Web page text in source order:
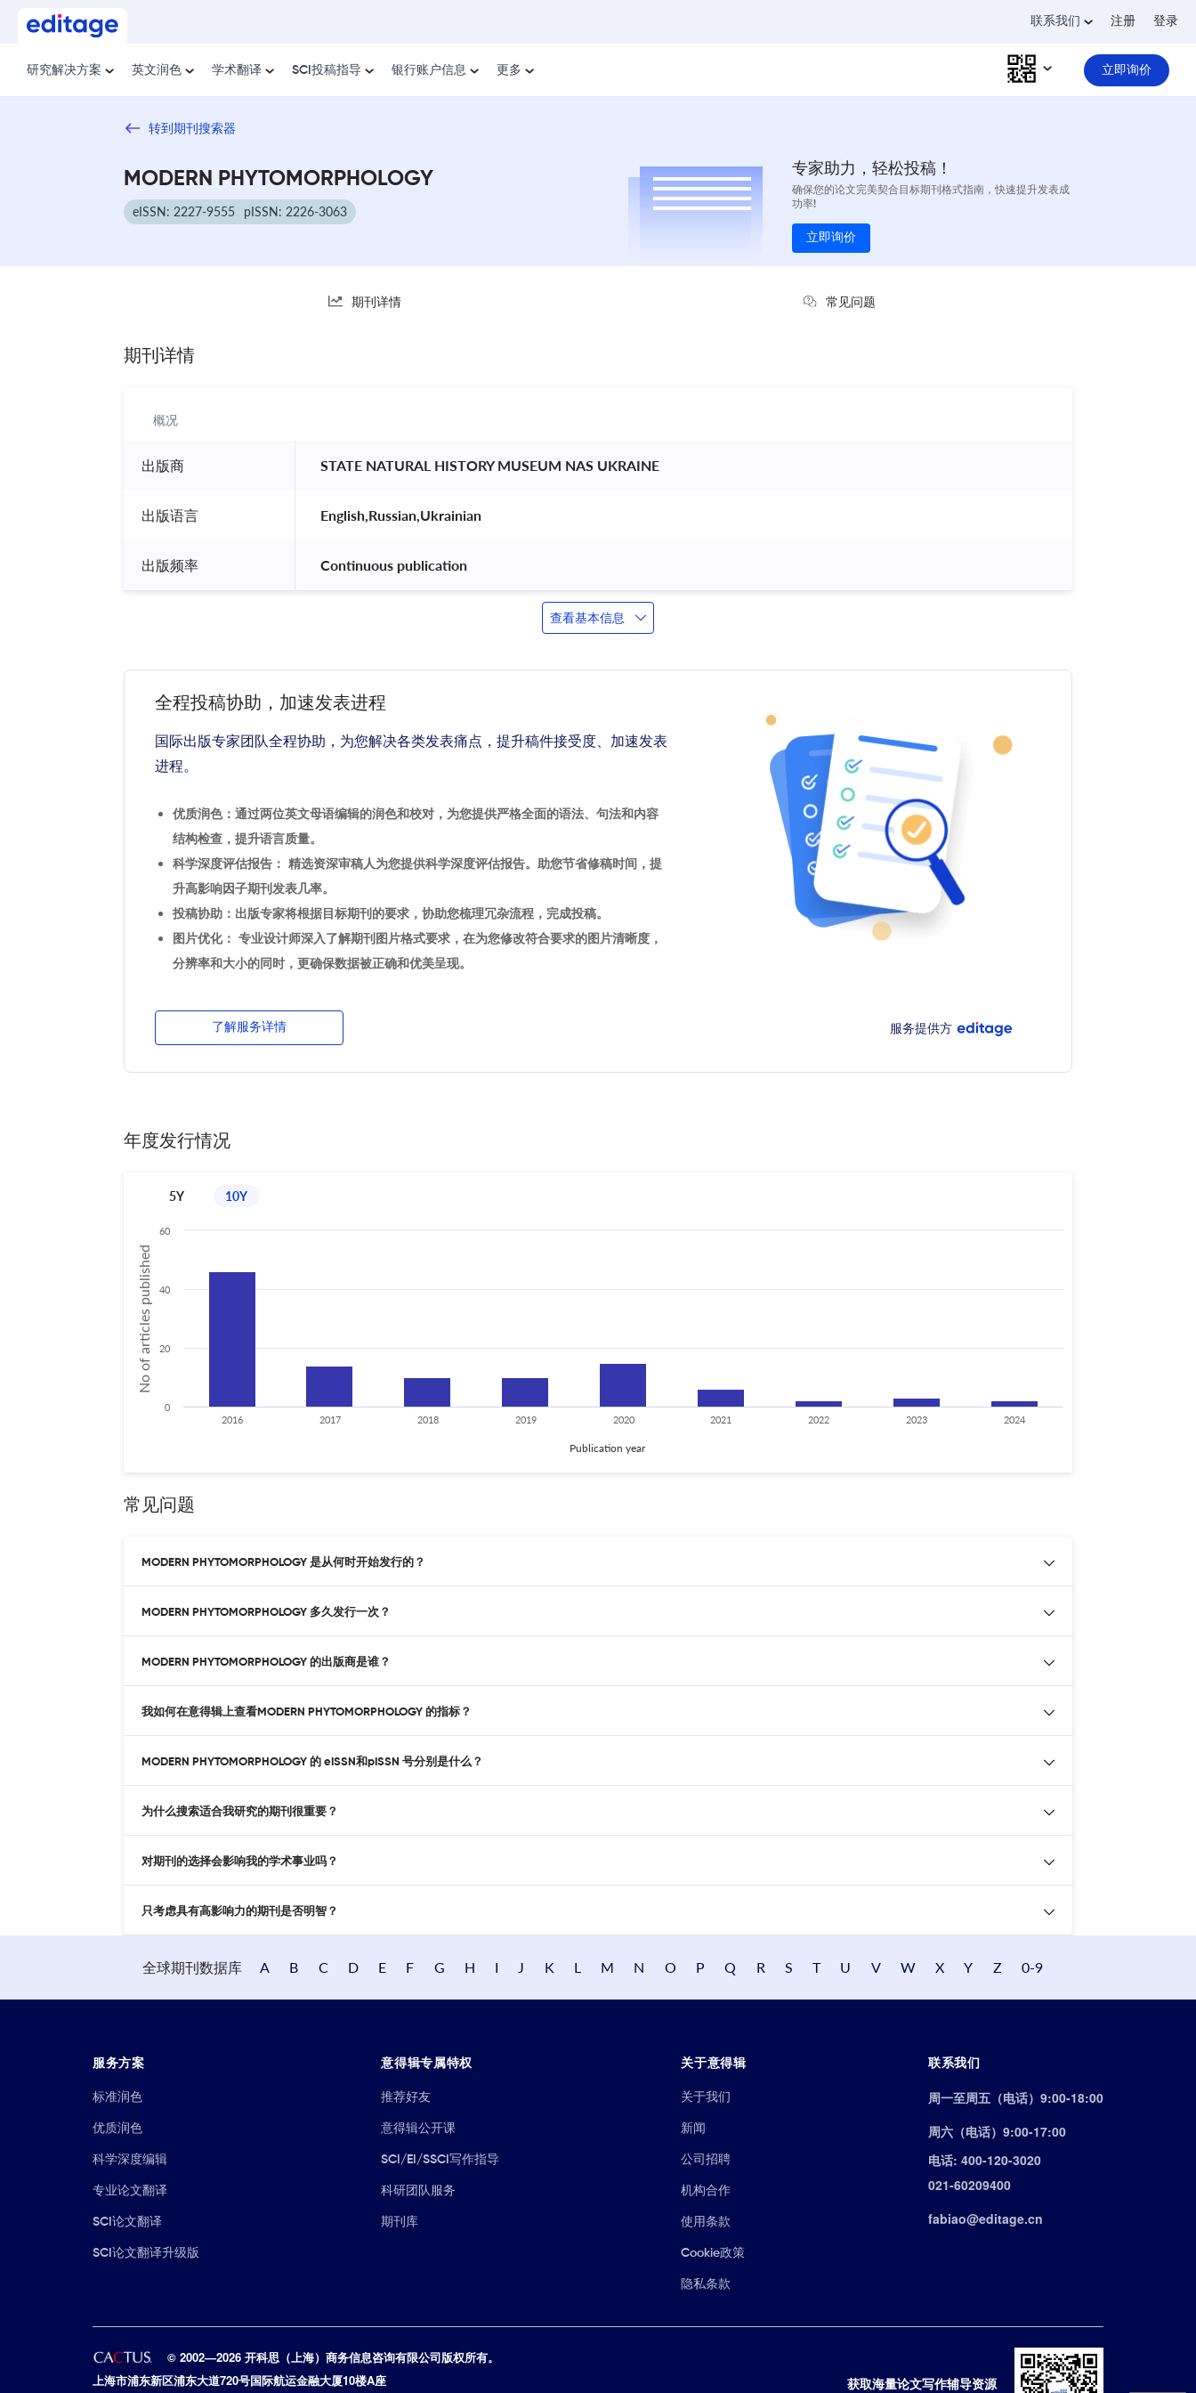
联系我们 注册 登录
研究解决方案 英文润色 学术翻译 SCI投稿指导 银行账户信息 更多 立即询价
转到期刊搜索器
MODERN PHYTOMORPHOLOGY
eISSN: 2227-9555 pISSN: 2226-3063
专家助力，轻松投稿！
确保您的论文完美契合目标期刊格式指南，快速提升发表成
功率!
立即询价
期刊详情 常见问题
期刊详情
概况
出版商 STATE NATURAL HISTORY MUSEUM NAS UKRAINE
出版语言 English,Russian,Ukrainian
出版频率 Continuous publication
查看基本信息
全程投稿协助，加速发表进程
国际出版专家团队全程协助，为您解决各类发表痛点，提升稿件接受度、加速发表
进程。
优质润色：通过两位英文母语编辑的润色和校对，为您提供严格全面的语法、句法和内容
结构检查，提升语言质量。
科学深度评估报告： 精选资深审稿人为您提供科学深度评估报告。助您节省修稿时间，提
升高影响因子期刊发表几率。
投稿协助：出版专家将根据目标期刊的要求，协助您梳理冗杂流程，完成投稿。
图片优化： 专业设计师深入了解期刊图片格式要求，在为您修改符合要求的图片清晰度，
分辨率和大小的同时，更确保数据被正确和优美呈现。
了解服务详情 服务提供方
年度发行情况
5Y 10Y
No of articles published
Publication year
2016 2017 2018 2019 2020 2021 2022 2023 2024
0
20
40
60
常见问题
MODERN PHYTOMORPHOLOGY 是从何时开始发行的？
MODERN PHYTOMORPHOLOGY 多久发行一次？
MODERN PHYTOMORPHOLOGY 的出版商是谁？
我如何在意得辑上查看MODERN PHYTOMORPHOLOGY 的指标？
MODERN PHYTOMORPHOLOGY 的 eISSN和pISSN 号分别是什么？
为什么搜索适合我研究的期刊很重要？
对期刊的选择会影响我的学术事业吗？
只考虑具有高影响力的期刊是否明智？
全球期刊数据库 A B C D E F G H I J K L M N O P Q R S T U V W X Y Z 0-9